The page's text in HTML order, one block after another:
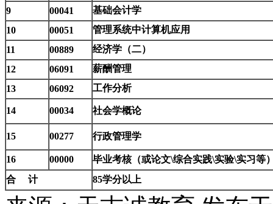
9
00041
基础会计学
10
00051
管理系统中计算机应用
11
00889
经济学（二）
12
06091
薪酬管理
13
06092 工作分析
14 00034 社会学概论
15 00277 行政管理学
16 00000
毕业考核（或论文\综合实践\实验\实习等
合 计
85学分以上